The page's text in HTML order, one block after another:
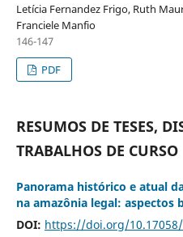
Letícia Fernandez Frigo, Ruth
Franciele Manfio
146-147
PDF
RESUMOS DE TESES,
TRABALHOS DE CURSO
Panorama histórico e atual
na amazônia legal: aspectos
DOI: https://doi.org/